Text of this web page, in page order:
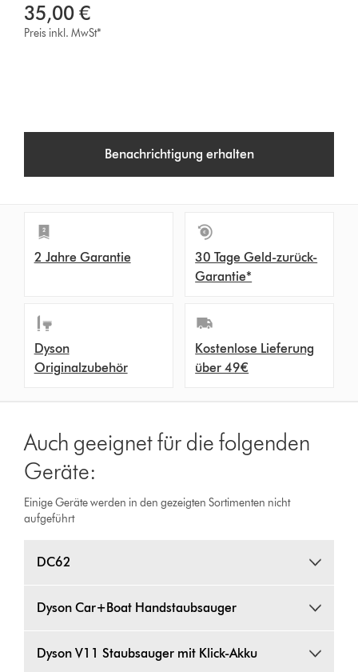
35,00 €
Preis inkl. MwSt*
Benachrichtigung erhalten
2 Jahre Garantie
30 Tage Geld-zurück-
Garantie*
Dyson
Originalzubehör
Kostenlose Lieferung
über 49€
Auch geeignet für die folgenden
Geräte:
Einige Geräte werden in den gezeigten Sortimenten nicht
aufgeführt
DC62
Dyson Car+Boat Handstaubsauger
Dyson V11 Staubsauger mit Klick-Akku